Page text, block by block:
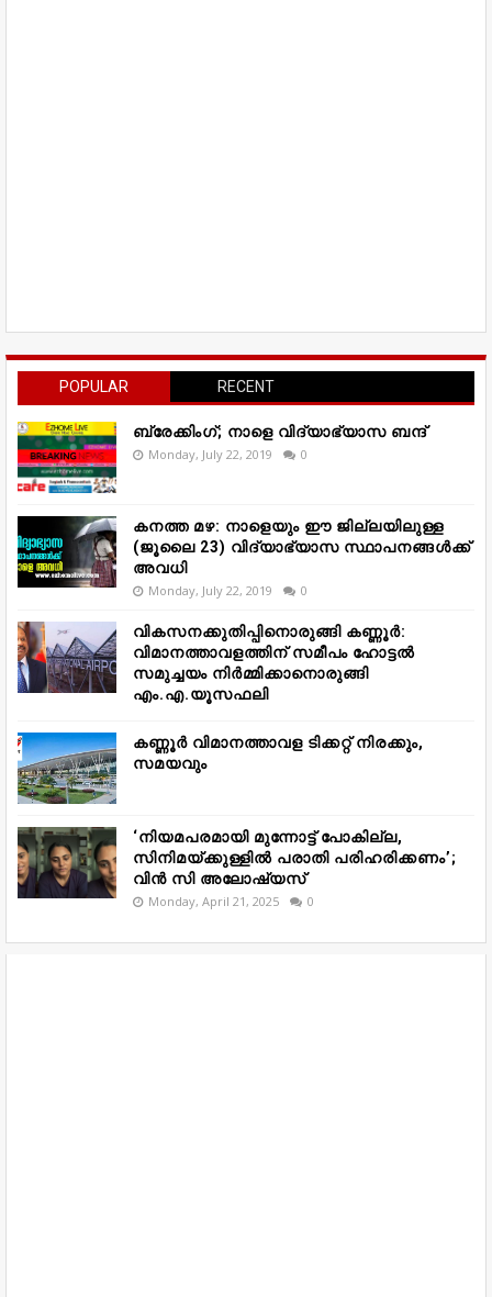
POPULAR RECENT
ബ്രേക്കിംഗ്; നാളെ വിദ്യാഭ്യാസ ബന്ദ്
Monday, July 22, 2019 0
കനത്ത മഴ: നാളെയും ഈ ജില്ലയിലുള്ള
(ജൂലൈ 23) വിദ്യാഭ്യാസ സ്ഥാപനങ്ങൾക്ക്
അവധി
Monday, July 22, 2019 0
വികസനക്കുതിപ്പിനൊരുങ്ങി കണ്ണൂർ:
വിമാനത്താവളത്തിന് സമീപം ഹോട്ടൽ
സമുച്ചയം നിർമ്മിക്കാനൊരുങ്ങി
എം.എ.യൂസഫലി
കണ്ണൂർ വിമാനത്താവള ടിക്കറ്റ് നിരക്കും,
സമയവും
‘നിയമപരമായി മുന്നോട്ട് പോകില്ല,
സിനിമയ്ക്കുള്ളിൽ പരാതി പരിഹരിക്കണം’;
വിൻ സി അലോഷ്യസ്
Monday, April 21, 2025 0